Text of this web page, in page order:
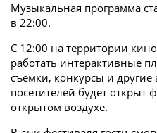
Музыкальная программа
в 22:00.
С 12:00 на территории
работать интерактивные
съемки, конкурсы и другие
посетителей будет открыт
открытом воздухе.